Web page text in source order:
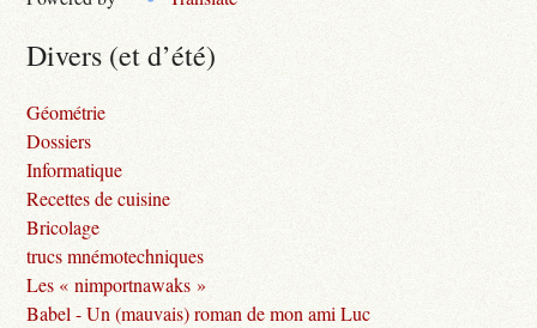
Divers (et d’été)
Géométrie
Dossiers
Informatique
Recettes de cuisine
Bricolage
trucs mnémotechniques
Les « nimportnawaks »
Babel - Un (mauvais) roman de mon ami Luc